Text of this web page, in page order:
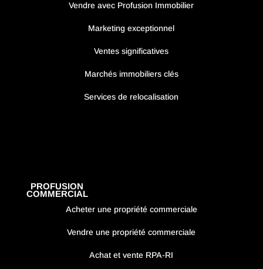
Vendre avec Profusion Immobilier
Marketing exceptionnel
Ventes significatives
Marchés immobiliers clés
Services de relocalisation
PROFUSION
COMMERCIAL
Acheter une propriété commerciale
Vendre une propriété commerciale
Achat et vente RPA-RI